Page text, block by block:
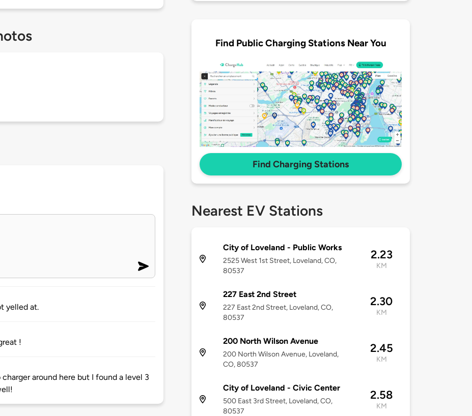
yelled at.
!
around here but I found a level 3
Find Public Charging Stations Near You
Find Charging Stations
Nearest EV Stations
City of Loveland - Public Works
2525 West 1st Street, Loveland, CO,
80537
2.23
KM
227 East 2nd Street
227 East 2nd Street, Loveland, CO,
80537
2.30
KM
200 North Wilson Avenue
200 North Wilson Avenue, Loveland,
CO, 80537
2.45
KM
City of Loveland - Civic Center
500 East 3rd Street, Loveland, CO,
80537
2.58
KM